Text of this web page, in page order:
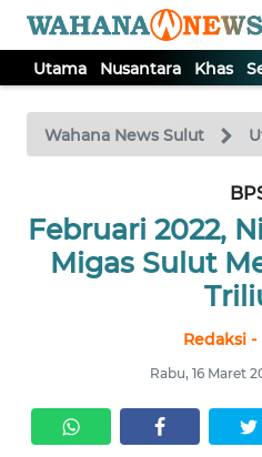
Utama Nusantara Khas
Wahana News Sulut
Februari 2022,
Migas Sulut
Redaksi
Rabu, 16 Maret
TV
Tutup
NUSANTARA
SERBI